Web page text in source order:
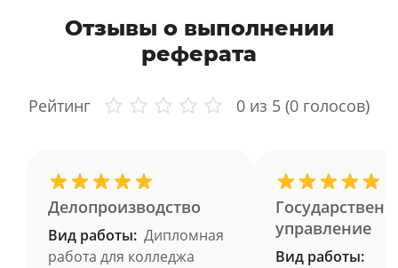
Отзывы о выполнении
реферата
Рейтинг 0 из 5 (0 голосов)
Делопроизводство
Вид работы: Дипломная
работа для колледжа
управление
Вид работы: